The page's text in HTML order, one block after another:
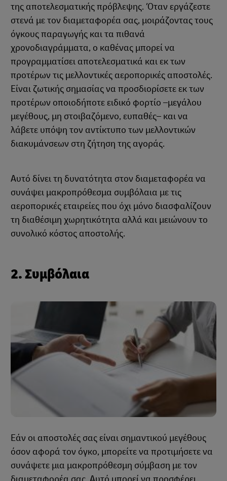
της αποτελεσματικής πρόβλεψης. Όταν εργάζεστε
στενά με τον διαμεταφορέα σας, μοιράζοντας τους
όγκους παραγωγής και τα πιθανά
χρονοδιαγράμματα, ο καθένας μπορεί να
προγραμματίσει αποτελεσματικά και εκ των
προτέρων τις μελλοντικές αεροπορικές αποστολές.
Είναι ζωτικής σημασίας να προσδιορίσετε εκ των
προτέρων οποιοδήποτε ειδικό φορτίο –μεγάλου
μεγέθους, μη στοιβαζόμενο, ευπαθές– και να
λάβετε υπόψη τον αντίκτυπο των μελλοντικών
διακυμάνσεων στη ζήτηση της αγοράς.
Αυτό δίνει τη δυνατότητα στον διαμεταφορέα να
συνάψει μακροπρόθεσμα συμβόλαια με τις
αεροπορικές εταιρείες που όχι μόνο διασφαλίζουν
τη διαθέσιμη χωρητικότητα αλλά και μειώνουν το
συνολικό κόστος αποστολής.
2. Συμβόλαια
Εάν οι αποστολές σας είναι σημαντικού μεγέθους
όσον αφορά τον όγκο, μπορείτε να προτιμήσετε να
συνάψετε μια μακροπρόθεσμη σύμβαση με τον